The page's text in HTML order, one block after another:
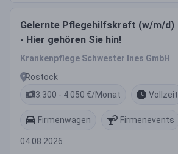
Gelernte Pflegehilfskraft (w/m/d)
- Hier gehören Sie hin!
Krankenpflege Schwester Ines GmbH
Rostock
3.300 - 4.050 €/Monat
Vollzeit
Firmenwagen Firmenevents
04.08.2026